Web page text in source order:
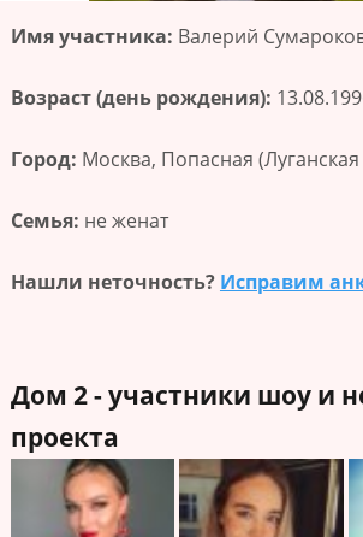
Имя участника: Валерий
Возраст (день рождения):
Город: Москва, Попасная (Луганская
Семья: не женат
Нашли неточность? Исправим
Дом 2 - участники шоу и
проекта